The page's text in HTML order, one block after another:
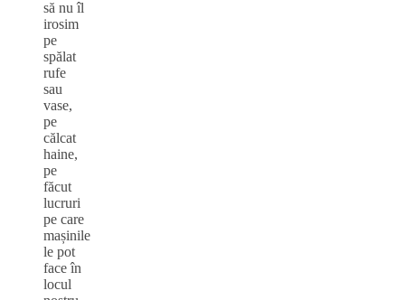
să nu îl
irosim
pe
spălat
rufe
sau
vase,
pe
călcat
haine,
pe
făcut
lucruri
pe care
mașinile
le pot
face în
locul